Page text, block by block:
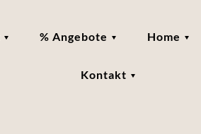
% Angebote Home
Kontakt